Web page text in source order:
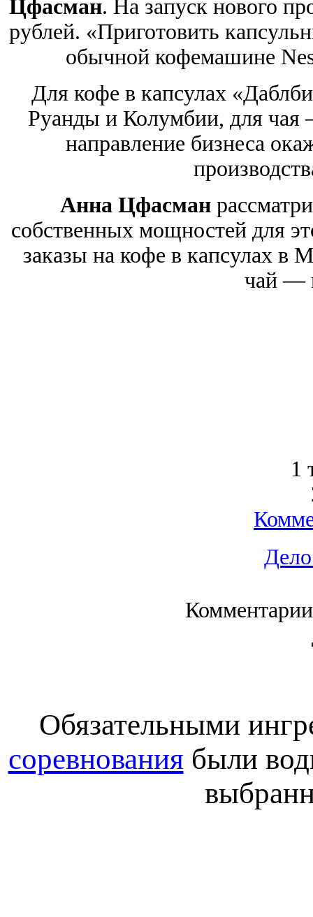
Цфасман. На запуск нового
рублей. «Приготовить
обычной кофемашине
Для кофе в капсулах
Руанды и Колумбии, для чая
направление бизнеса
Анна Цфасман
собственных мощностей для
заказы на кофе в капсулах в
чай —
1
Обязательными
соревнования были